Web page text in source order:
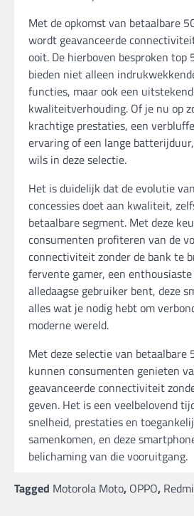
Met de opkomst van betaalbare
wordt geavanceerde
ooit. De hierboven besproken top
bieden niet alleen
functies, maar ook een
kwaliteitverhouding. Of je nu op
krachtige prestaties, een
ervaring of een lange
wils in deze selectie.
Het is duidelijk dat de evolutie
concessies doet aan kwaliteit,
betaalbare segment. Met deze
consumenten profiteren van de
connectiviteit zonder de bank te
fervente gamer, een
alledaagse gebruiker bent, deze
alles wat je nodig hebt om
moderne wereld.
Met deze selectie van betaalbare
kunnen consumenten genieten
geavanceerde connectiviteit
geven. Het is een veelbelovend
snelheid, prestaties en
samenkomen, en deze
belichaming van die vooruitgang.
Tagged Motorola Moto, OPPO, Redmi